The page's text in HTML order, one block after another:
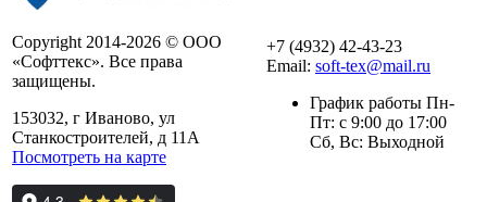
Copyright 2014-2026 © ООО
«Софттекс». Все права
защищены.
153032, г Иваново, ул
Станкостроителей, д 11А
Посмотреть на карте
+7 (4932) 42-43-23
Email: soft-tex@mail.ru
График работы Пн-
Пт: с 9:00 до 17:00
Сб, Вс: Выходной